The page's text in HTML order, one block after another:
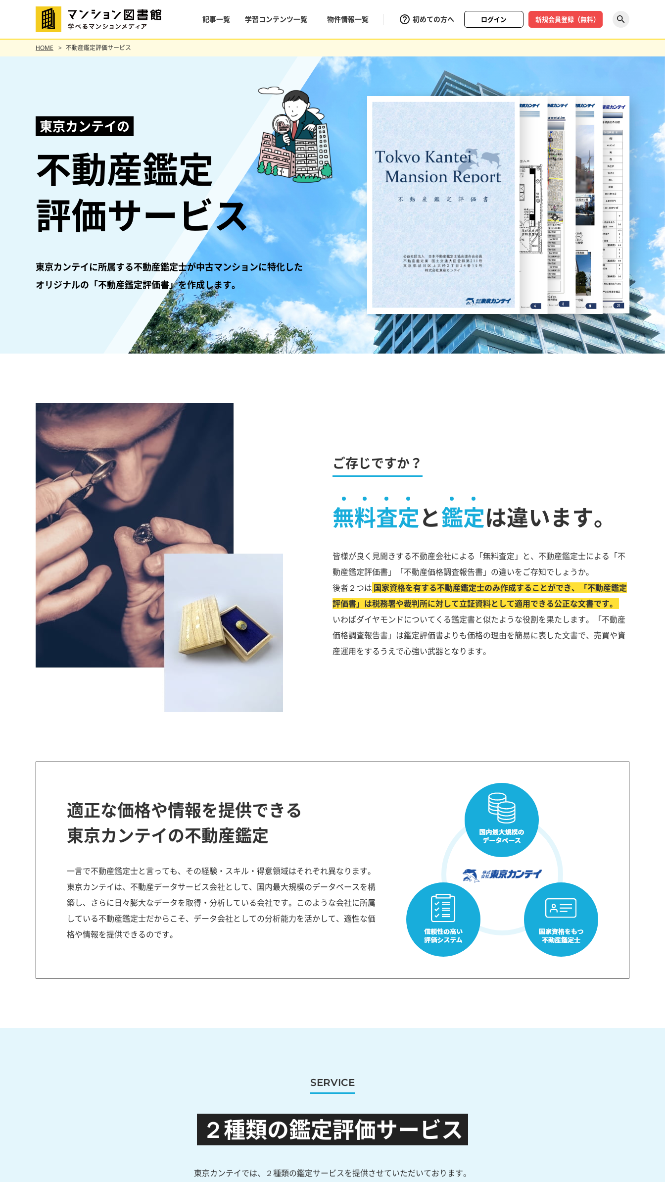
記事一覧 学習コンテンツ一覧 物件情報一覧 初めての方へ ログイン 新規会員登録（無料）
HOME 不動産鑑定評価サービス
東京カンテイの
不動産鑑定
評価サービス
東京カンテイに所属する不動産鑑定士が中古マンションに特化した
オリジナルの「不動産鑑定評価書」を作成します。
ご存じですか？
無料査定と鑑定は違います。
皆様が良く見聞きする不動産会社による「無料査定」と、不動産鑑定士による「不
動産鑑定評価書」「不動産価格調査報告書」の違いをご存知でしょうか。
後者２つは 国家資格を有する不動産鑑定士のみ作成することができ、「不動産鑑定
評価書」は税務署や裁判所に対して立証資料として適用できる公正な文書です。
いわばダイヤモンドについてくる鑑定書と似たような役割を果たします。「不動産
価格調査報告書」は鑑定評価書よりも価格の理由を簡易に表した文書で、売買や資
産運用をするうえで心強い武器となります。
適正な価格や情報を提供できる
東京カンテイの不動産鑑定
一言で不動産鑑定士と言っても、その経験・スキル・得意領域はそれぞれ異なります。
東京カンテイは、不動産データサービス会社として、国内最大規模のデータベースを構
築し、さらに日々膨大なデータを取得・分析している会社です。このような会社に所属
している不動産鑑定士だからこそ、データ会社としての分析能力を活かして、適性な価
格や情報を提供できるのです。
SERVICE
２種類の鑑定評価サービス
東京カンテイでは、２種類の鑑定サービスを提供させていただいております。